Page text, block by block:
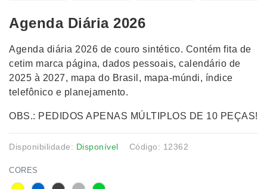
Agenda Diária 2026
Agenda diária 2026 de couro sintético. Contém fita de
cetim marca página, dados pessoais, calendário de
2025 à 2027, mapa do Brasil, mapa-múndi, índice
telefônico e planejamento.
OBS.: PEDIDOS APENAS MÚLTIPLOS DE 10 PEÇAS!
Disponibilidade: Disponível Código: 12362
CORES